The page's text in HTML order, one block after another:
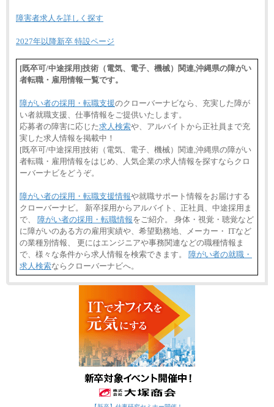
障害者求人を詳しく探す
2027年以降新卒 特設ページ
[既卒可/中途採用]技術（電気、電子、機械）関連,沖縄県の障がい
者転職・雇用情報一覧です。
障がい者の採用・転職支援のクローバーナビなら、充実した障が
い者就職支援、仕事情報をご提供いたします。
応募者の障害に応じた求人検索や、アルバイトから正社員まで充
実した求人情報を掲載中！
[既卒可/中途採用]技術（電気、電子、機械）関連,沖縄県の障がい
者転職・雇用情報をはじめ、人気企業の求人情報を探すならクロ
ーバーナビをどうぞ。
障がい者の採用・転職支援情報や就職サポート情報をお届けする
クローバーナビ。 新卒採用からアルバイト、正社員、中途採用ま
で、 障がい者の採用・転職情報をご紹介。 身体・視覚・聴覚など
に障がいのある方の雇用実績や、希望勤務地、メーカー・ ITなど
の業種別情報、 更にはエンジニアや事務関連などの職種情報ま
で、様々な条件から求人情報を検索できます。 障がい者の就職・
求人検索ならクローバーナビへ。